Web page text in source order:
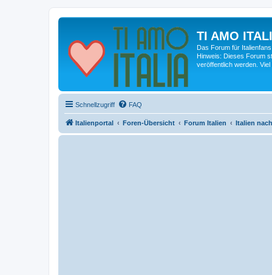
TI AMO
Das Forum für
Hinweis: Dieses Forum
veröffentlich werden.
Schnellzugriff FAQ
Italienportal Foren-Übersicht Forum Italien Italien